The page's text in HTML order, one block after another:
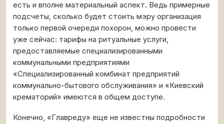
есть и вполне материальный аспект. Ведь примерные
подсчеты, сколько будет стоить мэру организация
только первой очереди похорон, можно провести
уже сейчас: тарифы на ритуальные услуги,
предоставляемые специализированными
коммунальными предприятиями
«Специализированный комбинат предприятий
коммунально-бытового обслуживания» и «Киевский
крематорий» имеются в общем доступе.
Конечно, «Главреду» еще не известны подробности